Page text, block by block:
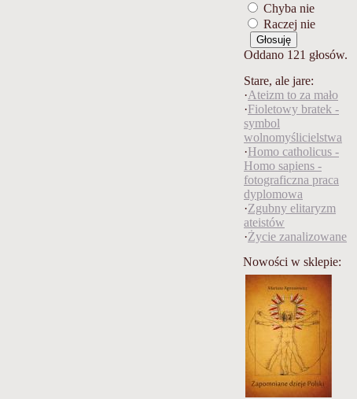
Chyba nie
Raczej nie
Oddano 121 głosów.
Stare, ale jare:
·Ateizm to za mało
·Fioletowy bratek -
symbol
wolnomyślicielstwa
·Homo catholicus -
Homo sapiens -
fotograficzna praca
dyplomowa
·Zgubny elitaryzm
ateistów
·Życie zanalizowane
Nowości w sklepie: